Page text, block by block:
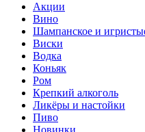
Акции
Вино
Шампанское и
Виски
Водка
Коньяк
Ром
Крепкий алкоголь
Ликёры и настойки
Пиво
Новинки